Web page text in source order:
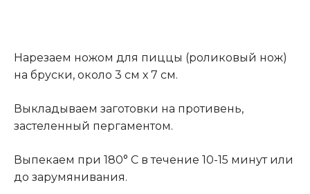
Нарезаем ножом для пиццы (роликовый нож)
на бруски, около 3 см х 7 см.
Выкладываем заготовки на противень,
застеленный пергаментом.
Выпекаем при 180° C в течение 10-15 минут или
до зарумянивания.